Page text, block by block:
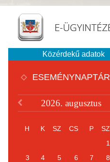
Közérdekű adatok
ESEMÉNYNAPTÁR
2026. augusztus
H K SZ CS P SZ
1
3
4 5 6 7 8